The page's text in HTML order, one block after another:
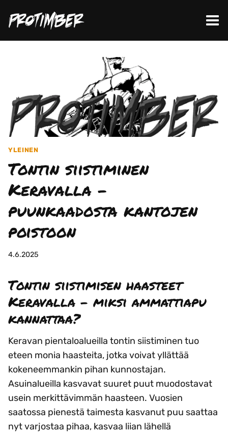
sisältöön
YLEINEN
Tontin siistiminen
Keravalla –
puunkaadosta kantojen
poistoon
4.6.2025
Tontin siistimisen haasteet
Keravalla – miksi ammattiapu
kannattaa?
Keravan pientaloalueilla tontin siistiminen tuo
eteen monia haasteita, jotka voivat yllättää
kokeneemmankin pihan kunnostajan.
Asuinalueilla kasvavat suuret puut muodostavat
usein merkittävimmän haasteen. Vuosien
saatossa pienestä taimesta kasvanut puu saattaa
nyt varjostaa pihaa, kasvaa liian lähellä